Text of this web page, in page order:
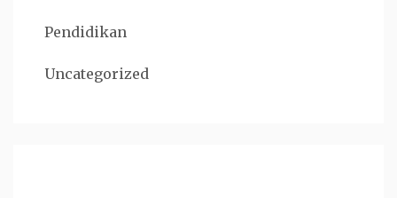
Pendidikan
Uncategorized